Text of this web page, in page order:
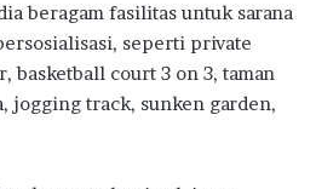
beragam fasilitas untuk sarana
seperti private
basketball court 3 on 3, taman
jogging track, sunken garden,